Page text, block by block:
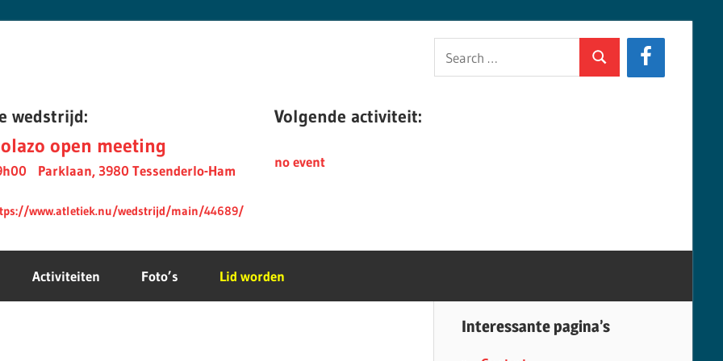
for:
Search
wedstrijd:
open meeting
Parklaan, 3980 Tessenderlo-Ham
www.atletiek.nu/wedstrijd/main/44689/
Volgende activiteit:
no event
Activiteiten Foto’s Lid worden
Interessante pagina’s